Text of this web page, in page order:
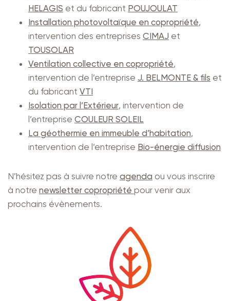
HELAGIS et du fabricant POUJOULAT
Installation photovoltaïque en copropriété,
intervention des entreprises CIMAJ et
TOUSOLAR
Ventilation collective en copropriété,
intervention de l’entreprise J. BELMONTE & fils et
du fabricant VTI
Isolation par l’Extérieur, intervention de
l’entreprise COULEUR SOLEIL
La géothermie en immeuble d’habitation,
intervention de l’entreprise Bio-énergie diffusion
N’hésitez pas à suivre notre agenda ou vous inscrire
à notre newsletter copropriété pour venir aux
prochains évènements.